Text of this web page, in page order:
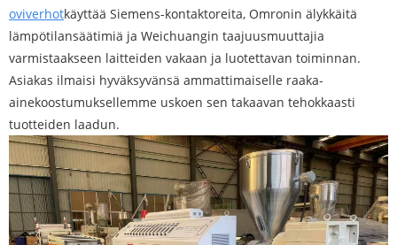
oviverhotkäyttää Siemens-kontaktoreita, Omronin älykkäitä
lämpötilansäätimiä ja Weichuangin taajuusmuuttajia
varmistaakseen laitteiden vakaan ja luotettavan toiminnan.
Asiakas ilmaisi hyväksyvänsä ammattimaiselle raaka-
ainekoostumuksellemme uskoen sen takaavan tehokkaasti
tuotteiden laadun.